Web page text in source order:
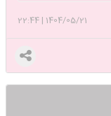
1404/05/21
|
22:44